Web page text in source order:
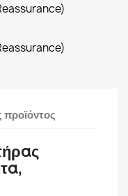
προϊόντος